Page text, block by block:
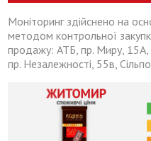
Моніторинг здійснено на
методом контрольної
продажу: АТБ, пр. Миру, 15А,
пр. Незалежності, 55в,